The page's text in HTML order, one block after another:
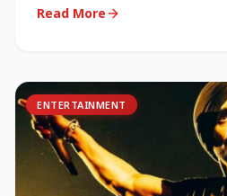
Read More
ENTERTAINMENT